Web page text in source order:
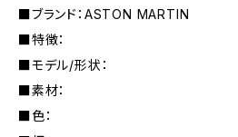
■ブランド：ASTON MARTIN
■特徴：
■モデル/形状：
■素材：
■色：